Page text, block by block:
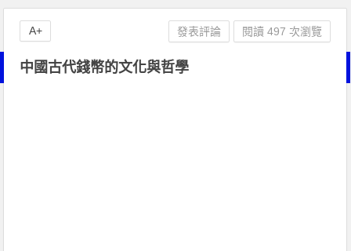
中國古代錢幣的文化與哲學
發表評論 閱讀 497 次瀏覽
A+